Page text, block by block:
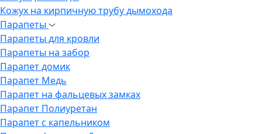
Кожух на кирпичную трубу дымохода
Парапеты
Парапеты для кровли
Парапеты на забор
Парапет домик
Парапет Медь
Парапет на фальцевых замках
Парапет Полиуретан
Парапет с капельником